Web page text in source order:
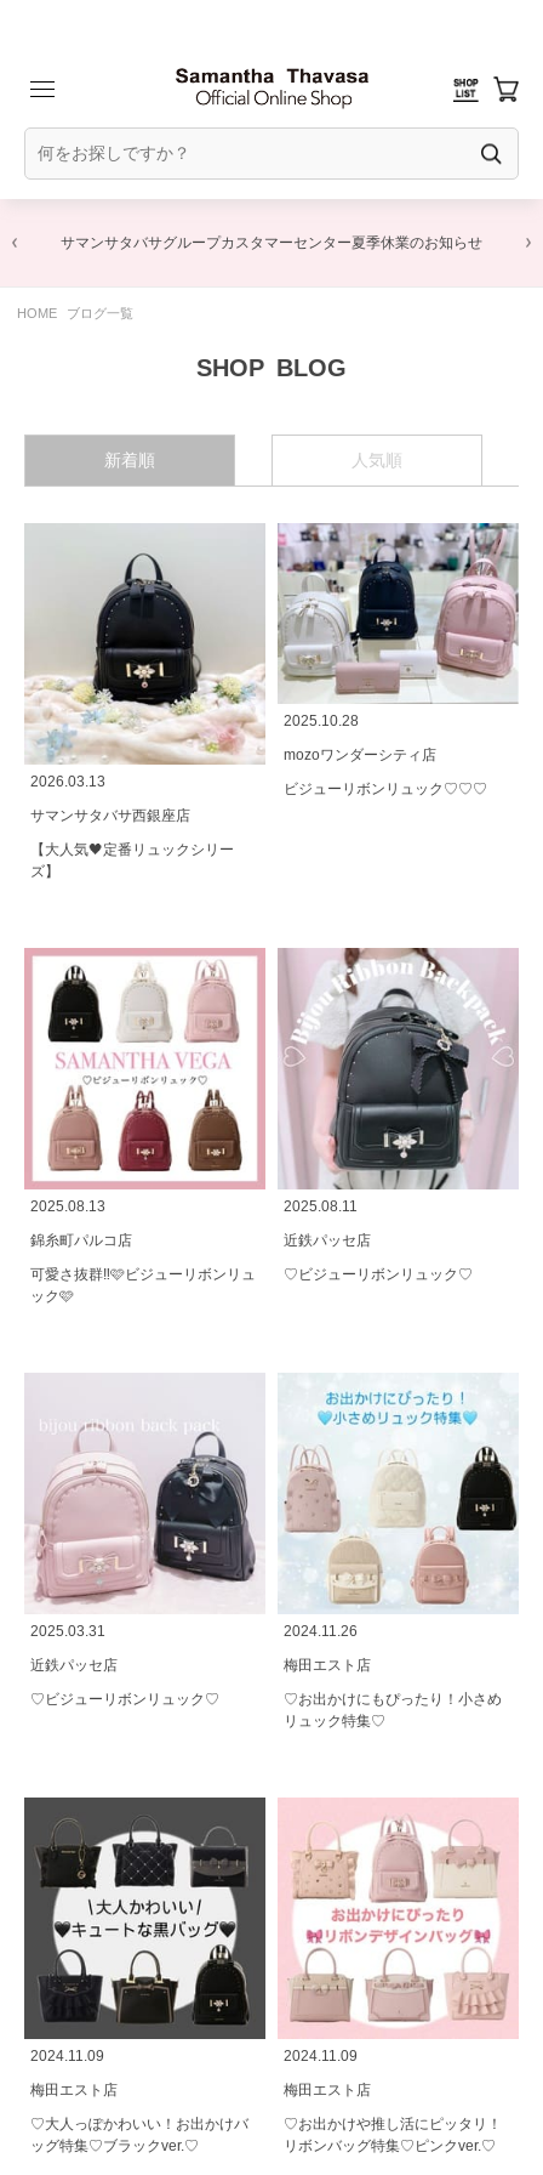
サマンサタバサグループカスタマーセンター夏季休業のお知らせ
HOME ブログ一覧
BLOG
新着順 人気順
2026.03.13
サマンサタバサ西銀座店
【大人気🖤定番リュックシリー
ズ】
2025.10.28
mozoワンダーシティ店
ビジューリボンリュック♡♡♡
2025.08.13
錦糸町パルコ店
可愛さ抜群‼️🩷ビジューリボンリュ
ック🩷
2025.08.11
近鉄パッセ店
♡ビジューリボンリュック♡
2025.03.31
近鉄パッセ店
♡ビジューリボンリュック♡
2024.11.26
梅田エスト店
♡お出かけにもぴったり！小さめ
リュック特集♡
2024.11.09
梅田エスト店
♡大人っぽかわいい！お出かけバ
ッグ特集♡ブラックver.♡
2024.11.09
梅田エスト店
♡お出かけや推し活にピッタリ！
リボンバッグ特集♡ピンクver.♡